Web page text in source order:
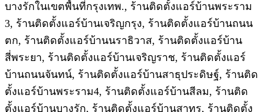
บางรักในเขตพื้นที่กรุงเทพ., ร้านติดตั้งแอร์บ้านพระราม
3, ร้านติดตั้งแอร์บ้านเจริญกรุง, ร้านติดตั้งแอร์บ้านถนน
ตก, ร้านติดตั้งแอร์บ้านนราธิวาส, ร้านติดตั้งแอร์บ้าน
สี่พระยา, ร้านติดตั้งแอร์บ้านเจริญราช, ร้านติดตั้งแอร์
บ้านถนนจันทน์, ร้านติดตั้งแอร์บ้านสาธุประดิษฐ์, ร้านติด
ตั้งแอร์บ้านพระราม4, ร้านติดตั้งแอร์บ้านสีลม, ร้านติด
ตั้งแอร์บ้านบางรัก, ร้านติดตั้งแอร์บ้านสาทร, ร้านติดตั้ง